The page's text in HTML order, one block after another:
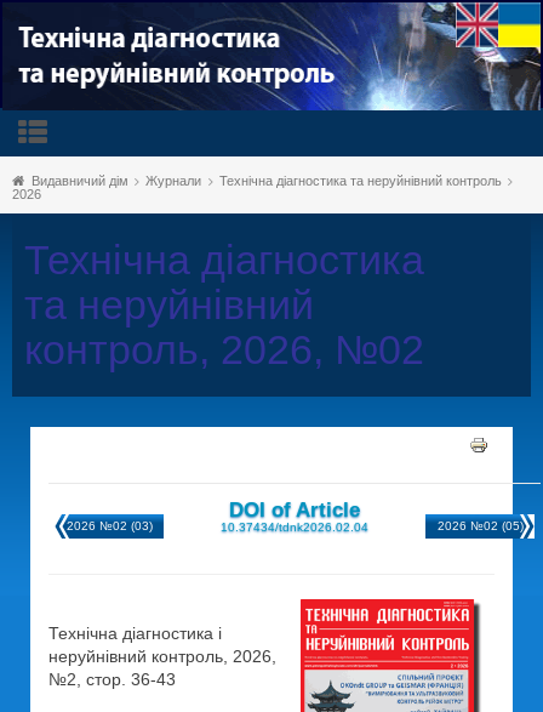
Видавничий дім Журнали
Технічна діагностика та неруйнівний контроль
2026
Технічна діагностика
та неруйнівний
контроль, 2026, №02
2026 №02 (03)
DOI of Article
10.37434/tdnk2026.02.04 2026 №02 (05)
Технічна діагностика і
неруйнівний контроль, 2026,
№2, стор. 36-43